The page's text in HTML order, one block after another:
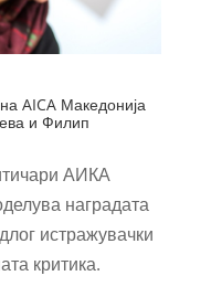
AICA Македонија
и Филип
АИКА
наградата
истражувачки
критика.